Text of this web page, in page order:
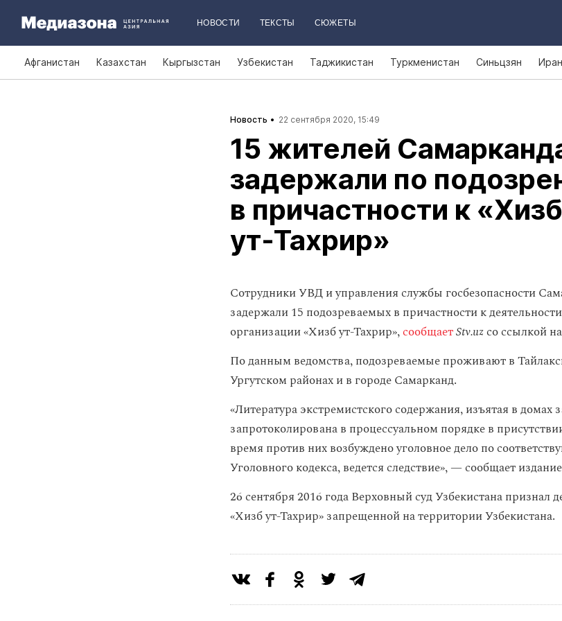
НОВОСТИ ТЕКСТЫ СЮЖЕТЫ
Афганистан Казахстан Кыргызстан Узбекистан Таджикистан Туркменистан Синьцзян Иран
Новость 22 сентября 2020, 15:49
15 жителей
задержали по
в причастности к «Хизб
ут‑Тахрир»
Сотрудники УВД и управления службы госбезопасности
задержали 15 подозреваемых в причастности к
организации «Хизб ут-Тахрир»,сообщаетStv.uzсо ссылкой
По данным ведомства, подозреваемые проживают в
Ургутском районах и в городе Самарканд.
«Литература экстремистского содержания, изъятая в домах
запротоколирована в процессуальном порядке в
время против них возбуждено уголовное дело по
Уголовного кодекса, ведется следствие», — сообщает
26 сентября 2016 года Верховный суд Узбекистана признал
«Хизб ут-Тахрир» запрещенной на территории Узбекистана.